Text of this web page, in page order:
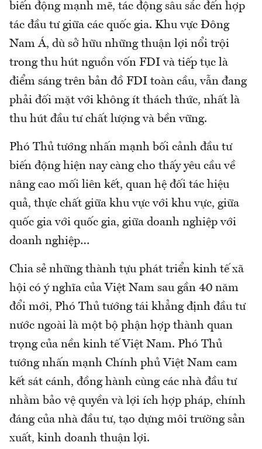
biến động mạnh mẽ, tác động sâu sắc đến hợp
tác đầu tư giữa các quốc gia. Khu vực Đông
Nam Á, dù sở hữu những thuận lợi nổi trội
trong thu hút nguồn vốn FDI và tiếp tục là
điểm sáng trên bản đồ FDI toàn cầu, vẫn đang
phải đối mặt với không ít thách thức, nhất là
thu hút đầu tư chất lượng và bền vững.
Phó Thủ tướng nhấn mạnh bối cảnh đầu tư
biến động hiện nay càng cho thấy yêu cầu về
nâng cao mối liên kết, quan hệ đối tác hiệu
quả, thực chất giữa khu vực với khu vực, giữa
quốc gia với quốc gia, giữa doanh nghiệp với
doanh nghiệp…
Chia sẻ những thành tựu phát triển kinh tế xã
hội có ý nghĩa của Việt Nam sau gần 40 năm
đổi mới, Phó Thủ tướng tái khẳng định đầu tư
nước ngoài là một bộ phận hợp thành quan
trọng của nền kinh tế Việt Nam. Phó Thủ
tướng nhấn mạnh Chính phủ Việt Nam cam
kết sát cánh, đồng hành cùng các nhà đầu tư
nhằm bảo vệ quyền và lợi ích hợp pháp, chính
đáng của nhà đầu tư, tạo dựng môi trường sản
xuất, kinh doanh thuận lợi.